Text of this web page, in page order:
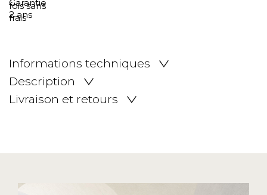
Informations techniques
Description
Livraison et retours